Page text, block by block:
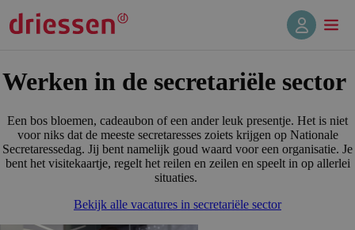
Werken in de secretariële sector
Een bos bloemen, cadeaubon of een ander leuk presentje. Het is niet
voor niks dat de meeste secretaresses zoiets krijgen op Nationale
Secretaressedag. Jij bent namelijk goud waard voor een organisatie. Je
bent het visitekaartje, regelt het reilen en zeilen en speelt in op allerlei
situaties.
Bekijk alle vacatures in secretariële sector